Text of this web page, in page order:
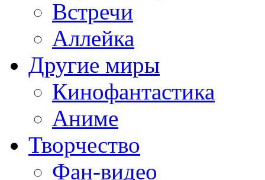
Встречи
Аллейка
Другие миры
Кинофантастика
Аниме
Творчество
Фан-видео